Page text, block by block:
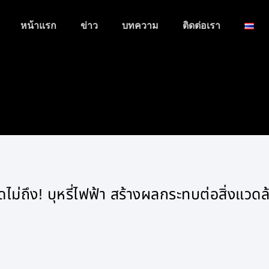
หน้าแรก ข่าว บทความ ติดต่อเรา
ไม่ถึง! บุหรี่ไฟฟ้า สร้างผลกระทบต่อสิ่งแวด